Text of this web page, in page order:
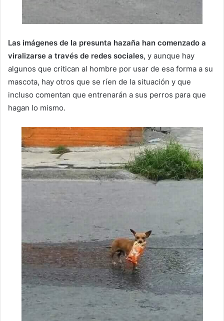
Las imágenes de la presunta hazaña han comenzado a
viralizarse a través de redes sociales, y aunque hay
algunos que critican al hombre por usar de esa forma a su
mascota, hay otros que se ríen de la situación y que
incluso comentan que entrenarán a sus perros para que
hagan lo mismo.